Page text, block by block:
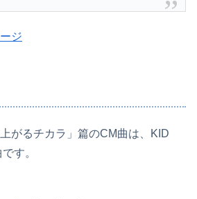
ジ
がるチカラ」篇のCM曲は、KID
す。